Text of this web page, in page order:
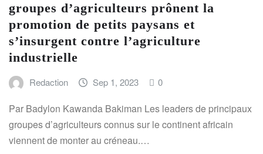
groupes d’agriculteurs prônent la
promotion de petits paysans et
s’insurgent contre l’agriculture
industrielle
Redaction Sep 1, 2023 0
Par Badylon Kawanda Bakiman Les leaders de principaux
groupes d’agriculteurs connus sur le continent africain
viennent de monter au créneau.…